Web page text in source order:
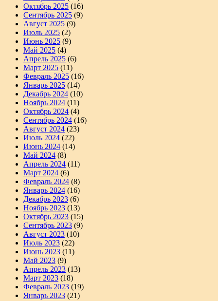
Октябрь 2025 (16)
Сентябрь 2025 (9)
Август 2025 (9)
Июль 2025 (2)
Июнь 2025 (9)
Май 2025 (4)
Апрель 2025 (6)
Март 2025 (11)
Февраль 2025 (16)
Январь 2025 (14)
Декабрь 2024 (10)
Ноябрь 2024 (11)
Октябрь 2024 (4)
Сентябрь 2024 (16)
Август 2024 (23)
Июль 2024 (22)
Июнь 2024 (14)
Май 2024 (8)
Апрель 2024 (11)
Март 2024 (6)
Февраль 2024 (8)
Январь 2024 (16)
Декабрь 2023 (6)
Ноябрь 2023 (13)
Октябрь 2023 (15)
Сентябрь 2023 (9)
Август 2023 (10)
Июль 2023 (22)
Июнь 2023 (11)
Май 2023 (9)
Апрель 2023 (13)
Март 2023 (18)
Февраль 2023 (19)
Январь 2023 (21)